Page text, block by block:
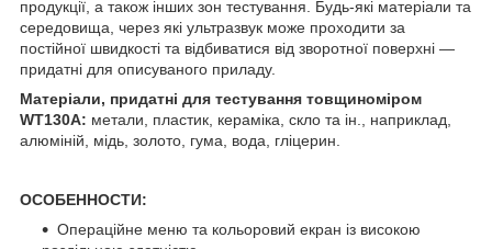
продукції, а також інших зон тестування. Будь-які матеріали та
середовища, через які ультразвук може проходити за
постійної швидкості та відбиватися від зворотної поверхні —
придатні для описуваного приладу.
Матеріали, придатні для тестування товщиноміром
WT130A: метали, пластик, кераміка, скло та ін., наприклад,
алюміній, мідь, золото, гума, вода, гліцерин.
ОСОБЕННОСТИ:
Операційне меню та кольоровий екран із високою